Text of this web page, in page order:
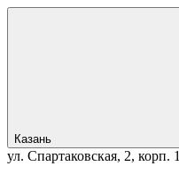
Казань
ул. Спартаковская, 2, корп. 1